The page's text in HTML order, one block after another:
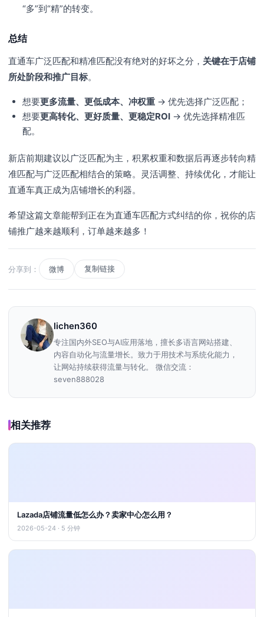
“多”到“精”的转变。
总结
直通车广泛匹配和精准匹配没有绝对的好坏之分， 关键在于店铺
所处阶段和推广目标。
想要更多流量、更低成本、冲权重 → 优先选择广泛匹配；
想要更高转化、更好质量、更稳定ROI → 优先选择精准匹
配。
新店前期建议以广泛匹配为主，积累权重和数据后再逐步转向精
准匹配与广泛匹配相结合的策略。灵活调整、持续优化，才能让
直通车真正成为店铺增长的利器。
希望这篇文章能帮到正在为直通车匹配方式纠结的你，祝你的店
铺推广越来越顺利，订单越来越多！
分享到： 微博 复制链接
lichen360
专注国内外SEO与AI应用落地，擅长多语言网站搭建、
内容自动化与流量增长。致力于用技术与系统化能力，
让网站持续获得流量与转化。 微信交流：
seven888028
相关推荐
Lazada店铺流量低怎么办？卖家中心怎么用？
2026-05-24 · 5 分钟